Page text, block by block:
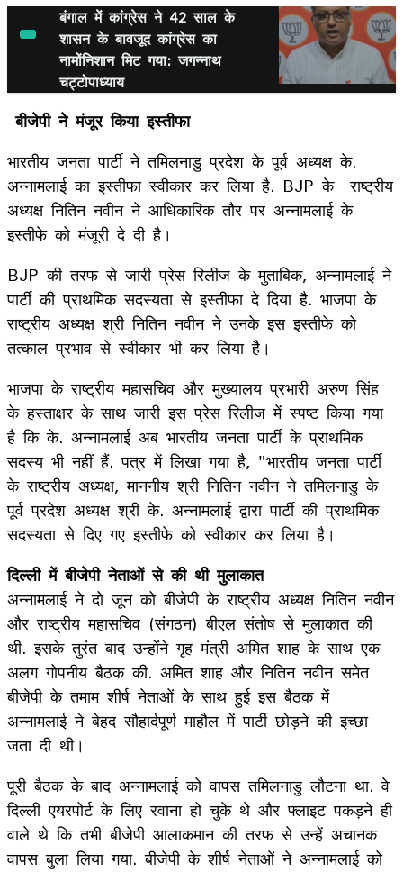
बंगाल में कांग्रेस ने 42 साल के
शासन के बावजूद कांग्रेस का
नामोंनिशान मिट गया: जगन्नाथ
चट्टोपाध्याय
बीजेपी ने मंजूर किया इस्तीफा
भारतीय जनता पार्टी ने तमिलनाडु प्रदेश के पूर्व अध्यक्ष के.
अन्नामलाई का इस्तीफा स्वीकार कर लिया है. BJP के राष्ट्रीय
अध्यक्ष नितिन नवीन ने आधिकारिक तौर पर अन्नामलाई के
इस्तीफे को मंजूरी दे दी है।
BJP की तरफ से जारी प्रेस रिलीज के मुताबिक, अन्नामलाई ने
पार्टी की प्राथमिक सदस्यता से इस्तीफा दे दिया है. भाजपा के
राष्ट्रीय अध्यक्ष श्री नितिन नवीन ने उनके इस इस्तीफे को
तत्काल प्रभाव से स्वीकार भी कर लिया है।
भाजपा के राष्ट्रीय महासचिव और मुख्यालय प्रभारी अरुण सिंह
के हस्ताक्षर के साथ जारी इस प्रेस रिलीज में स्पष्ट किया गया
है कि के. अन्नामलाई अब भारतीय जनता पार्टी के प्राथमिक
सदस्य भी नहीं हैं. पत्र में लिखा गया है, "भारतीय जनता पार्टी
के राष्ट्रीय अध्यक्ष, माननीय श्री नितिन नवीन ने तमिलनाडु के
पूर्व प्रदेश अध्यक्ष श्री के. अन्नामलाई द्वारा पार्टी की प्राथमिक
सदस्यता से दिए गए इस्तीफे को स्वीकार कर लिया है।
दिल्ली में बीजेपी नेताओं से की थी मुलाकात
अन्नामलाई ने दो जून को बीजेपी के राष्ट्रीय अध्यक्ष नितिन नवीन
और राष्ट्रीय महासचिव (संगठन) बीएल संतोष से मुलाकात की
थी. इसके तुरंत बाद उन्होंने गृह मंत्री अमित शाह के साथ एक
अलग गोपनीय बैठक की. अमित शाह और नितिन नवीन समेत
बीजेपी के तमाम शीर्ष नेताओं के साथ हुई इस बैठक में
अन्नामलाई ने बेहद सौहार्दपूर्ण माहौल में पार्टी छोड़ने की इच्छा
जता दी थी।
पूरी बैठक के बाद अन्नामलाई को वापस तमिलनाडु लौटना था. वे
दिल्ली एयरपोर्ट के लिए रवाना हो चुके थे और फ्लाइट पकड़ने ही
वाले थे कि तभी बीजेपी आलाकमान की तरफ से उन्हें अचानक
वापस बुला लिया गया. बीजेपी के शीर्ष नेताओं ने अन्नामलाई को